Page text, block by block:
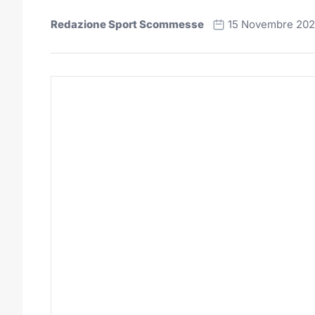
Redazione Sport Scommesse 15 Novembre